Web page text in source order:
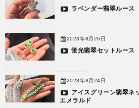
ラベンダー翡翠ルー
2023年8月26日
蛍光翡翠セットルー
2023年8月24日
アイスグリーン翡翠
エメラルド